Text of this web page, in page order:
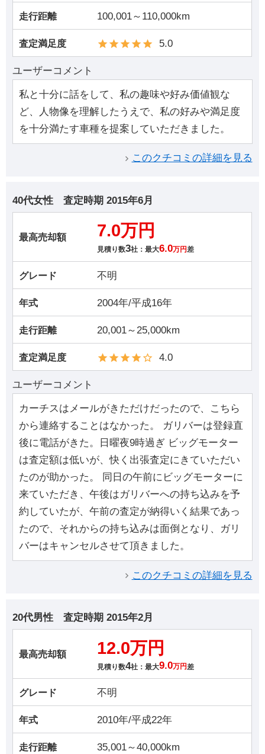
走行距離 100,001～110,000km
査定満足度 5.0
ユーザーコメント
私と十分に話をして、私の趣味や好み価値観な
ど、人物像を理解したうえで、私の好みや満足度
を十分満たす車種を提案していただきました。
このクチコミの詳細を見る
40代女性 査定時期 2015年6月
最高売却額 7.0万円
見積り数3社：最大6.0万円差
グレード 不明
年式 2004年/平成16年
走行距離 20,001～25,000km
査定満足度 4.0
ユーザーコメント
カーチスはメールがきただけだったので、こちら
から連絡することはなかった。 ガリバーは登録直
後に電話がきた。日曜夜9時過ぎ ビッグモーター
は査定額は低いが、快く出張査定にきていただい
たのが助かった。 同日の午前にビッグモーターに
来ていただき、午後はガリバーへの持ち込みを予
約していたが、午前の査定が納得いく結果であっ
たので、それからの持ち込みは面倒となり、ガリ
バーはキャンセルさせて頂きました。
このクチコミの詳細を見る
20代男性 査定時期 2015年2月
最高売却額 12.0万円
見積り数4社：最大9.0万円 差
グレード 不明
年式 2010年/平成22年
走行距離 35,001～40,000km